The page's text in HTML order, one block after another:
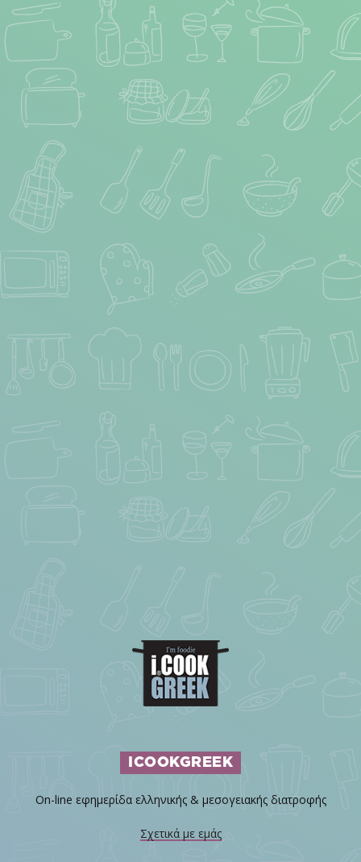
ICOOKGREEK
On-line εφημερίδα ελληνικής & μεσογειακής διατροφής
Σχετικά με εμάς